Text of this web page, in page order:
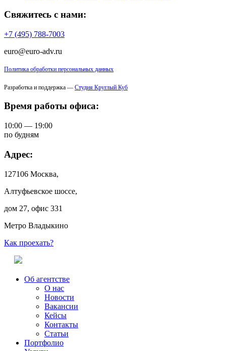
Свяжитесь с нами:
+7 (495) 788-7003
euro@euro-adv.ru
Политика обработки персональных данных
Разработка и поддержка — Студия Круглый Куб
Время работы офиса:
10:00 — 19:00
по будням
Адрес:
127106 Москва,
Алтуфьевское шоссе,
дом 27, офис 331
Метро Владыкино
Как проехать?
Об агентстве
О нас
Новости
Вакансии
Кейсы
Контакты
Статьи
Портфолио